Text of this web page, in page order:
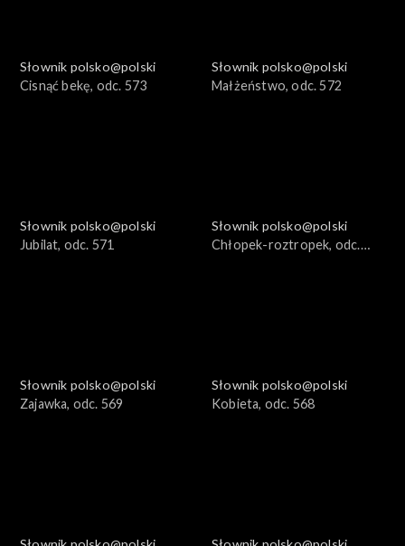
Słownik polsko@polski
Cisnąć bekę, odc. 573
Słownik polsko@polski
Małżeństwo, odc. 572
Słownik polsko@polski
Jubilat, odc. 571
Słownik polsko@polski
Chłopek-roztropek, odc.
Słownik polsko@polski
Zajawka, odc. 569
Słownik polsko@polski
Kobieta, odc. 568